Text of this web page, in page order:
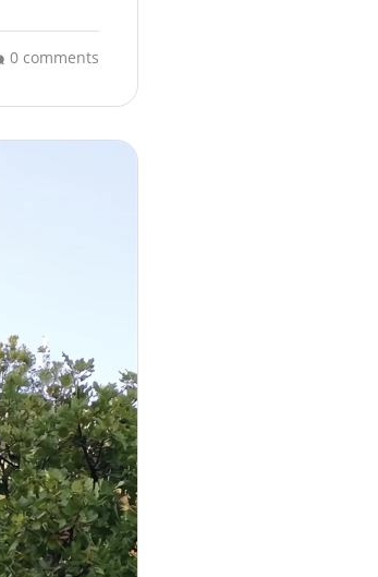
0 comments